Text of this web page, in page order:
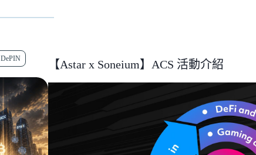
DePIN 【Astar x Soneium】ACS 活動介紹